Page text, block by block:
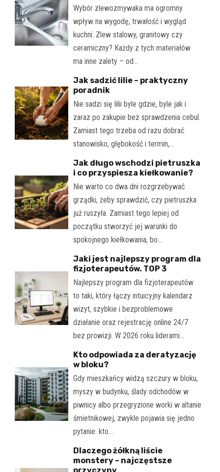
Wybór zlewozmywaka ma ogromny
wpływ na wygodę, trwałość i wygląd
kuchni. Zlew stalowy, granitowy czy
ceramiczny? Każdy z tych materiałów
ma inne zalety – od…
Jak sadzić lilie – praktyczny
poradnik
Nie sadzi się lilii byle gdzie, byle jak i
zaraz po zakupie bez sprawdzenia cebul.
Zamiast tego trzeba od razu dobrać
stanowisko, głębokość i termin,…
Jak długo wschodzi pietruszka
i co przyspiesza kiełkowanie?
Nie warto co dwa dni rozgrzebywać
grządki, żeby sprawdzić, czy pietruszka
już ruszyła. Zamiast tego lepiej od
początku stworzyć jej warunki do
spokojnego kiełkowania, bo…
Jaki jest najlepszy program dla
fizjoterapeutów. TOP 3
Najlepszy program dla fizjoterapeutów
to taki, który łączy intuicyjny kalendarz
wizyt, szybkie i bezproblemowe
działanie oraz rejestrację online 24/7
bez prowizji. W 2026 roku liderami…
Kto odpowiada za deratyzację
w bloku?
Gdy mieszkańcy widzą szczury w bloku,
myszy w budynku, ślady odchodów w
piwnicy albo przegryzione worki w altanie
śmietnikowej, zwykle pojawia się jedno
pytanie: kto…
Dlaczego żółkną liście
monstery – najczęstsze